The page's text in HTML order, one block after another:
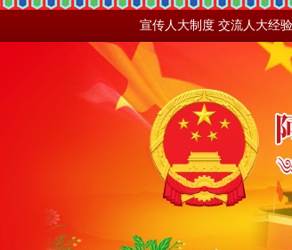
宣传人大制度 交流人大经